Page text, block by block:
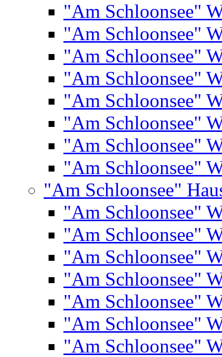
"Am Schloonsee"
"Am Schloonsee"
"Am Schloonsee"
"Am Schloonsee"
"Am Schloonsee"
"Am Schloonsee"
"Am Schloonsee"
"Am Schloonsee"
"Am Schloonsee"
"Am Schloonsee"
"Am Schloonsee"
"Am Schloonsee"
"Am Schloonsee"
"Am Schloonsee"
"Am Schloonsee"
"Am Schloonsee"